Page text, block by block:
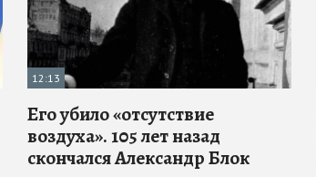
12:13
Его убило «отсутствие
воздуха». 105 лет назад
скончался Александр Блок